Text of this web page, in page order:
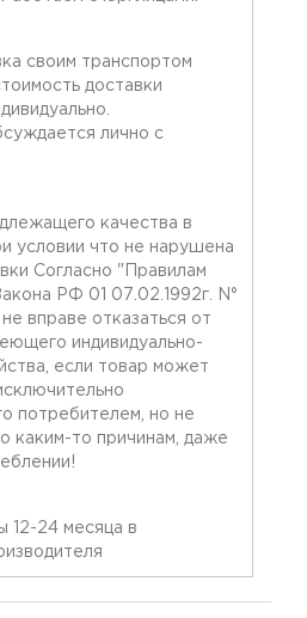
своим транспортом
доставки
лично с
качества в
условии что не нарушена
Согласно "Правилам
РФ 01 07.02.1992г. N°
вправе отказаться от
индивидуально-
если товар может
потребителем, но не
каким-то причинам, даже
12-24 месяца в